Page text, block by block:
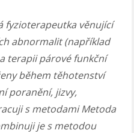
fyzioterapeutka věnující
abnormalit (například
terapii párové funkční
během těhotenství
poranění, jizvy,
s metodami Metoda
je s metodou